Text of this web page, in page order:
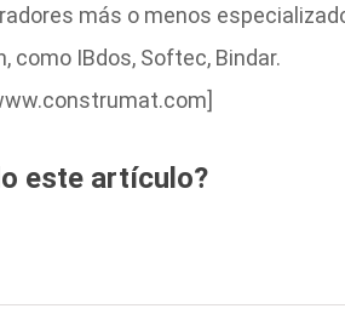
más o menos
como IBdos, Softec, Bindar.
este artículo?